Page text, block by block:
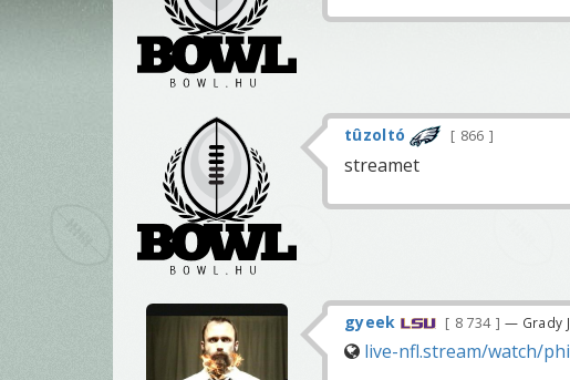
tûzoltó 866
streamet
gyeek 8 734 — Grady
live-nfl.stream/watch/